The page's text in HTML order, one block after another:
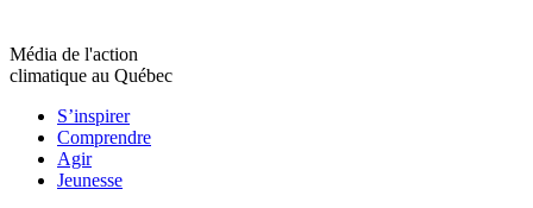
Média de l'action
climatique au Québec
S’inspirer
Comprendre
Agir
Jeunesse